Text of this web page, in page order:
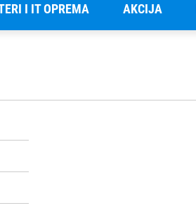
I IT OPREMA AKCIJA